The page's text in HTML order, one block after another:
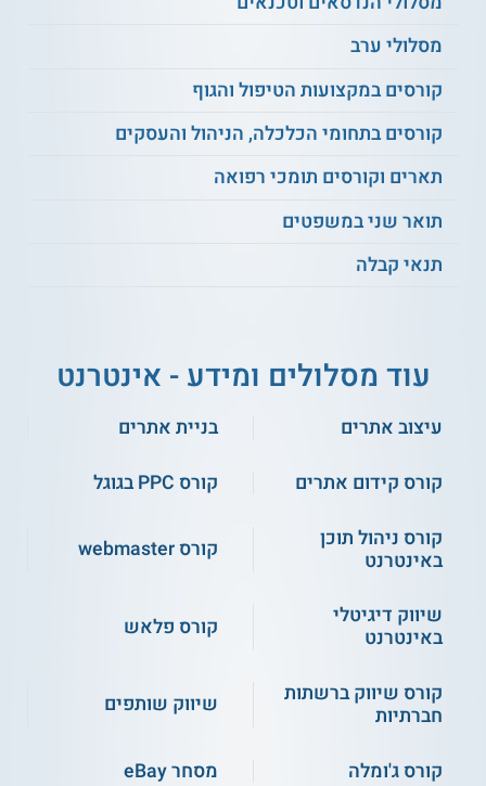
מעת לעת. המידע המוצג כאן נכתב ונערך על ידי
צוות האתר. למען הסר ספק בין האתר למוסד
הלימודים לא מתקיים קשר מכל סוג שהוא.
למידע נוסף לחצו:מכללת ספיר | המכללה
מסלולי ערב
קורסים במקצועות הטיפול והגוף
קורסים בתחומי הכלכלה, הניהול והעסקים
תארים וקורסים תומכי רפואה
תואר שני במשפטים
תנאי קבלה
עוד מסלולים ומידע - אינטרנט
עיצוב אתרים
בניית אתרים
קורס קידום אתרים
קורס PPC בגוגל
קורס ניהול תוכן
באינטרנט
קורס webmaster
שיווק דיגיטלי
באינטרנט
קורס פלאש
קורס שיווק ברשתות
חברתיות
שיווק שותפים
קורס ג'ומלה
מסחר eBay